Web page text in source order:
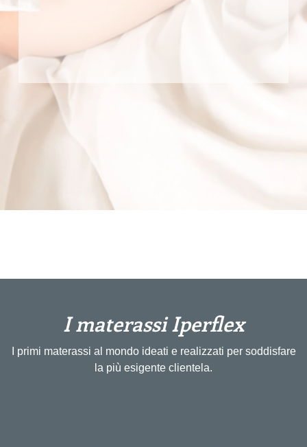
I materassi Iperflex
I primi materassi al mondo ideati e realizzati per soddisfare
la più esigente clientela.